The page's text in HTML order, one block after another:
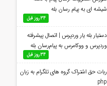
شیشه ای به پیام رسان بله
34 روز قبل
دستیار بله یار وردپرس | اتصال پیشرفته
وردپرس و ووکامرس به پیام‌رسان بله
34 روز قبل
ربات حق اشتراک گروه های تلگرام به زبان
php